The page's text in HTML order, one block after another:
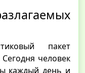
пакет
человек
каждый день и